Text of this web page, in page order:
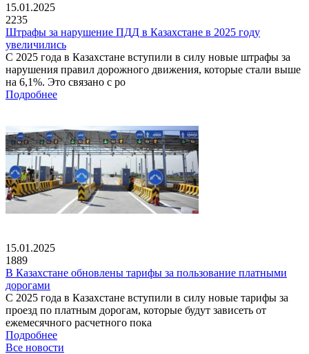
15.01.2025
2235
Штрафы за нарушение ПДД в Казахстане в 2025 году
увеличились
С 2025 года в Казахстане вступили в силу новые штрафы за
нарушения правил дорожного движения, которые стали выше
на 6,1%. Это связано с ро
Подробнее
15.01.2025
1889
В Казахстане обновлены тарифы за пользование платными
дорогами
С 2025 года в Казахстане вступили в силу новые тарифы за
проезд по платным дорогам, которые будут зависеть от
ежемесячного расчетного пока
Подробнее
Все новости